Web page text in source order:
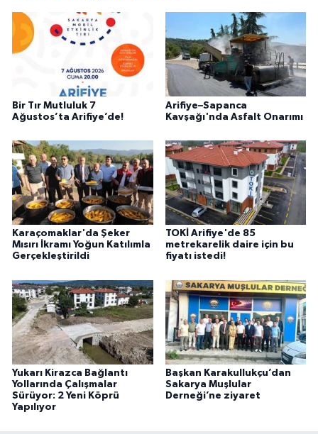
Bir Tır Mutluluk 7
Ağustos’ta Arifiye’de!
Arifiye–Sapanca
Kavşağı'nda Asfalt Onarımı
Karaçomaklar'da Şeker
Mısırı İkramı Yoğun Katılımla
Gerçekleştirildi
TOKİ Arifiye'de 85
metrekarelik daire için bu
fiyatı istedi!
Yukarı Kirazca Bağlantı
Yollarında Çalışmalar
Sürüyor: 2 Yeni Köprü
Yapılıyor
Başkan Karakullukçu’dan
Sakarya Muşlular
Derneği’ne ziyaret